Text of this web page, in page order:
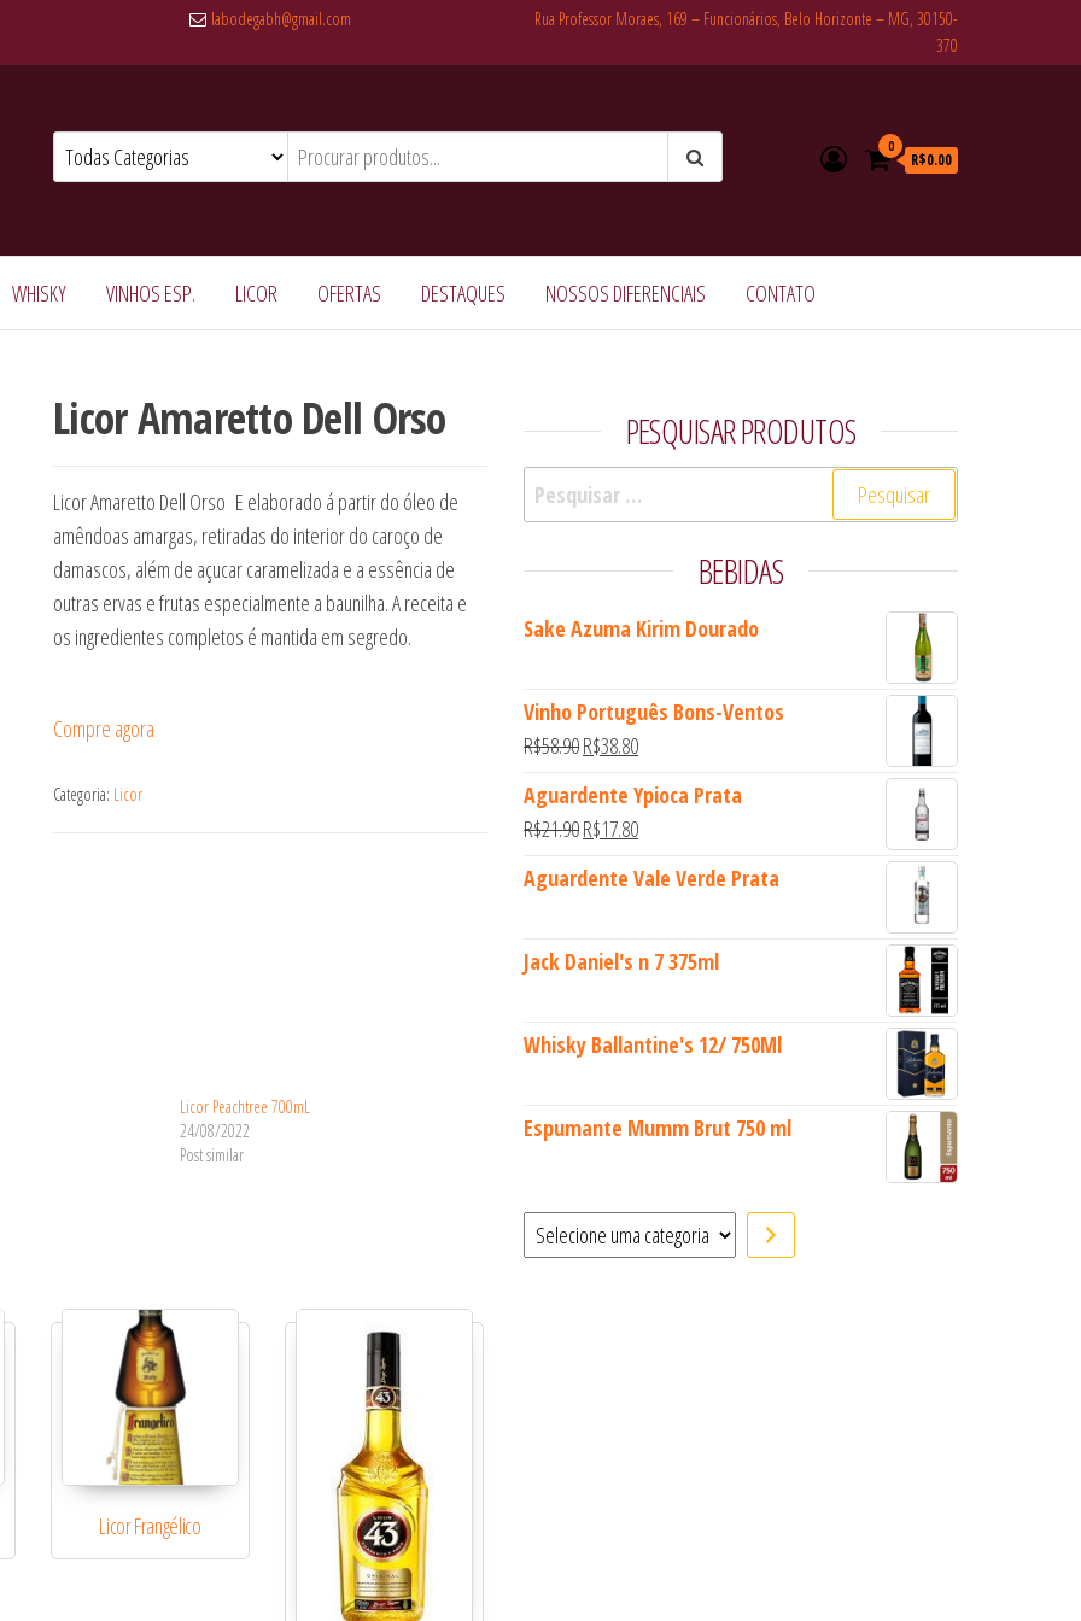
labodegabh@gmail.com
Rua Professor Moraes, 169 – Funcionários, Belo Horizonte – MG, 30150-
370
0
R$0.00
WHISKY VINHOS ESP. LICOR OFERTAS DESTAQUES NOSSOS DIFERENCIAIS CONTATO
Licor Amaretto Dell Orso
Licor Amaretto Dell Orso E elaborado á partir do óleo de
amêndoas amargas, retiradas do interior do caroço de
damascos, além de açucar caramelizada e a essência de
outras ervas e frutas especialmente a baunilha. A receita e
os ingredientes completos é mantida em segredo.
Compre agora
Categoria: Licor
Licor Peachtree 700mL
24/08/2022
Post similar
Licor Frangélico
PESQUISAR PRODUTOS
Pesquisar por:
BEBIDAS
Sake Azuma Kirim Dourado
Vinho Português Bons-Ventos
R$58.90O preço original era: R$58.90.
R$38.80O preço atual é: R$38.80.
Aguardente Ypioca Prata
R$21.90O preço original era: R$21.90.
R$17.80O preço atual é: R$17.80.
Aguardente Vale Verde Prata
Jack Daniel's n 7 375ml
Whisky Ballantine's 12/ 750Ml
Espumante Mumm Brut 750 ml
Selecione uma categoria